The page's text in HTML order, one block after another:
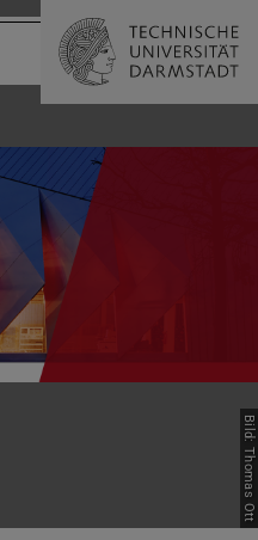
Bild: Thomas Ott